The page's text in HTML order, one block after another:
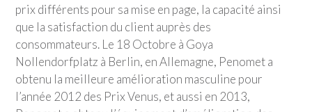
prix différents pour sa mise en page, la capacité ainsi
que la satisfaction du client auprès des
consommateurs. Le 18 Octobre à Goya
Nollendorfplatz à Berlin, en Allemagne, Penomet a
obtenu la meilleure amélioration masculine pour
l’année 2012 des Prix Venus, et aussi en 2013,